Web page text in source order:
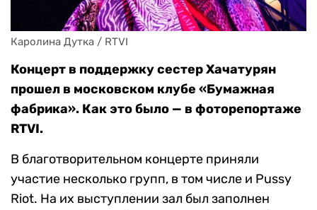
Каролина Дутка / RTVI
Концерт в поддержку сестер Хачатурян
прошел в московском клубе «Бумажная
фабрика». Как это было — в фоторепортаже
RTVI.
В благотворительном концерте приняли
участие несколько групп, в том числе и Pussy
Riot. На их выступлении зал был заполнен